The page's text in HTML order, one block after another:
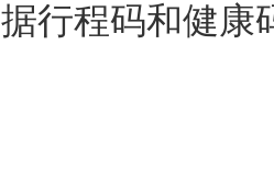
据行程码和健康